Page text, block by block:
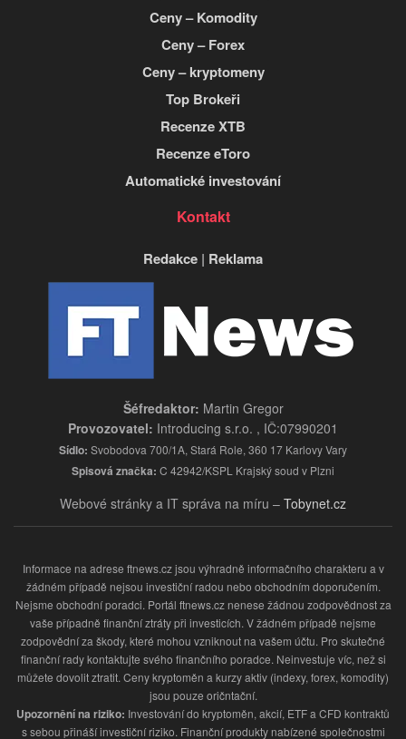
Ceny – Komodity
Ceny – Forex
Ceny – kryptomeny
Top Brokeři
Recenze XTB
Recenze eToro
Automatické investování
Kontakt
Redakce | Reklama
Šéfredaktor: Martin Gregor
Provozovatel: Introducing s.r.o. , IČ:07990201
Sídlo: Svobodova 700/1A, Stará Role, 360 17 Karlovy Vary
Spisová značka: C 42942/KSPL Krajský soud v Plzni
Webové stránky a IT správa na míru – Tobynet.cz
Informace na adrese ftnews.cz jsou výhradně informačního charakteru a v
žádném případě nejsou investiční radou nebo obchodním doporučením.
Nejsme obchodní poradci. Portál ftnews.cz nenese žádnou zodpovědnost za
vaše případně finanční ztráty při investicích. V žádném případě nejsme
zodpovědní za škody, které mohou vzniknout na vašem účtu. Pro skutečné
finanční rady kontaktujte svého finančního poradce. Neinvestuje víc, než si
můžete dovolit ztratit. Ceny kryptoměn a kurzy aktiv (indexy, forex, komodity)
jsou pouze oričntační.
Upozornění na riziko: Investování do kryptoměn, akcií, ETF a CFD kontraktů
s sebou přináší investiční riziko. Finanční produkty nabízené společnostmi